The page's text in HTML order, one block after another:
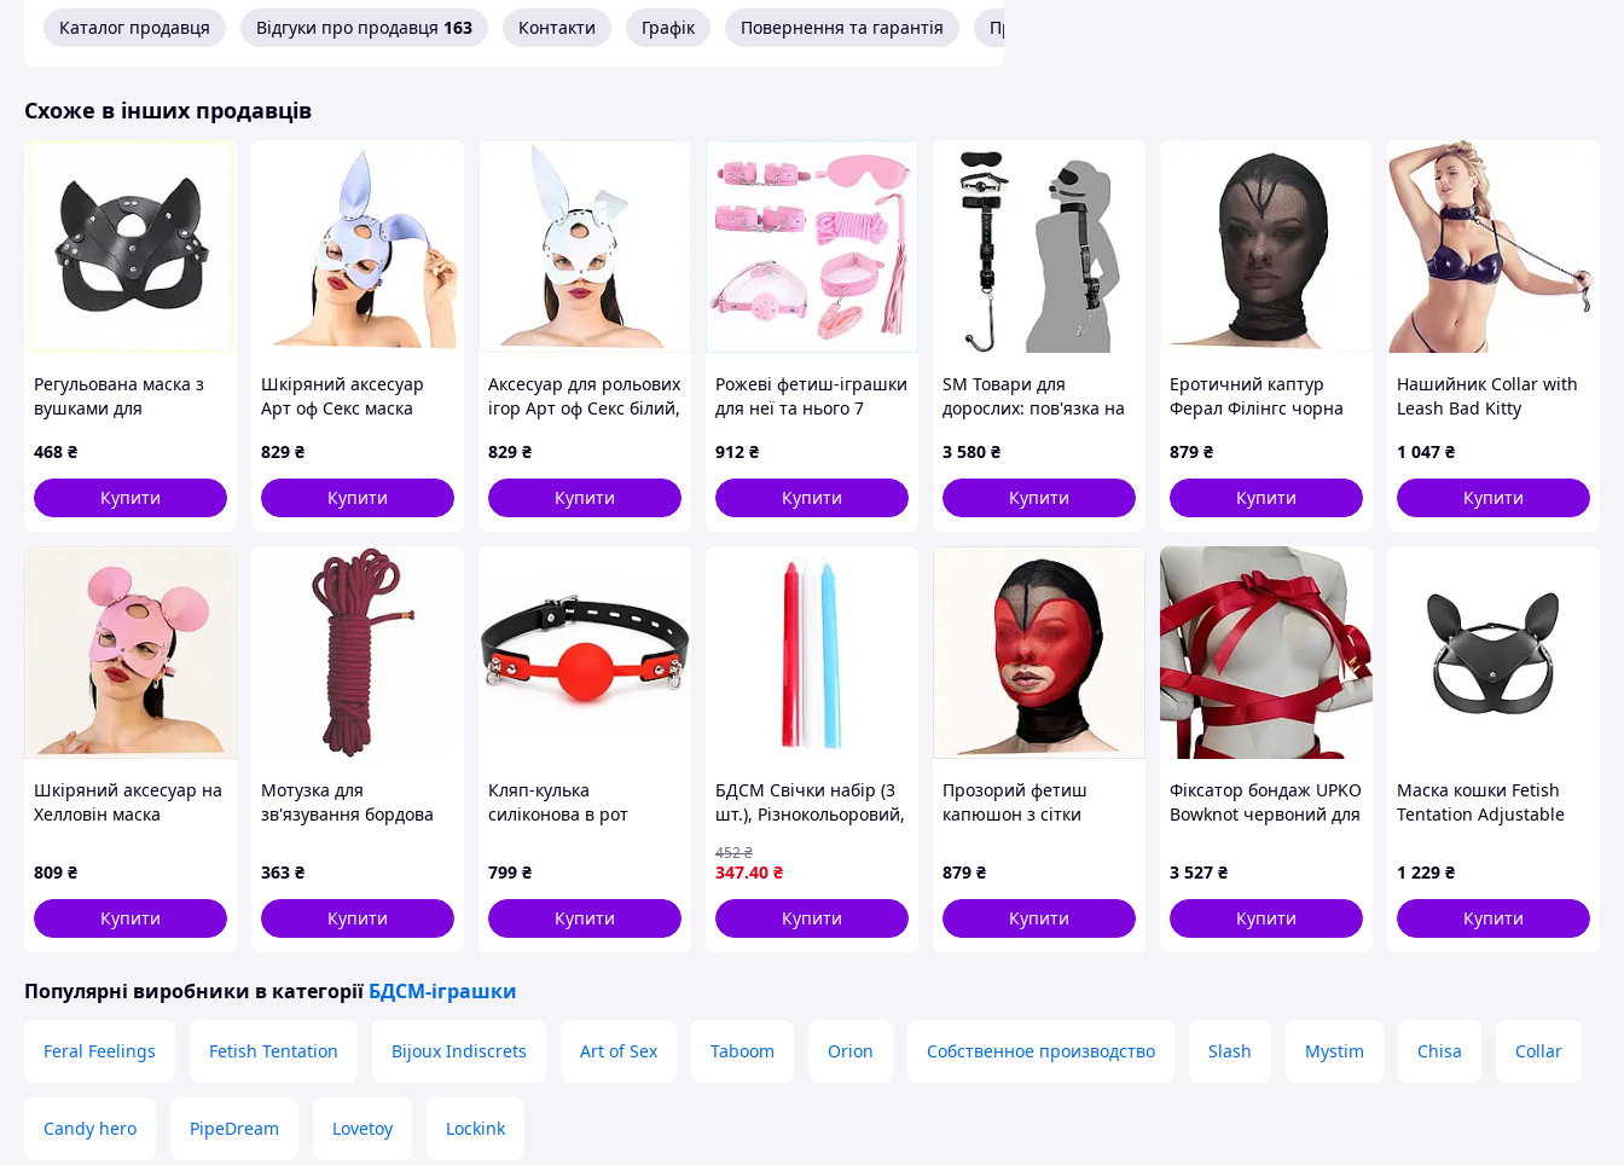
Каталог продавця Відгуки про продавця 163 Контакти Графік Повернення та гарантія Про продавця
Схоже в інших продавців
Регульована маска з
вушками для
87EH515A87
468 ₴
Купити
Шкіряний аксесуар
Арт оф Секс маска
875PB1271
829 ₴
Купити
Аксесуар для рольових
ігор Арт оф Секс білий,
829 ₴
Купити
Рожеві фетиш-іграшки
для неї та нього 7
912 ₴
Купити
SM Товари для
дорослих: пов'язка на
нижні наручники з
гачком, шкіряний
анальний гачок,
3 580 ₴
Купити
Еротичний каптур
Ферал Філінгс чорна
8751B25C7
879 ₴
Купити
Нашийник Collar with
Leash Bad Kitty
1 047 ₴
Купити
Шкіряний аксесуар на
Хелловін маска
87H5127C4
809 ₴
Купити
Мотузка для
зв'язування бордова
Cotton Rope, 10 метрів
MDR
363 ₴
Купити
Кляп-кулька
силіконова в рот
ремінці DS Fetish Talla
Shop
799 ₴
Купити
БДСМ Свічки набір (3
шт.), Різнокольоровий,
БДСМ аксесуар для
дорослих, товар для
бондажу та рольових
ігор
347.40 ₴
452₴
Купити
Прозорий фетиш
капюшон з сітки
8K75X12P63
879 ₴
Купити
Фіксатор бондаж UPKO
Bowknot червоний для
соблазну елегантний
аксесуар для верхньої
частини тіла
3 527 ₴
Купити
Маска кошки Fetish
Tentation Adjustable
Mask (SO4661) D3-2026
1 229 ₴
Купити
Популярні виробники в категорії БДСМ-іграшки
Feral Feelings Fetish Tentation Bijoux Indiscrets Art of Sex Taboom Orion Собственное производство Slash Mystim Chisa Collar
Candy hero PipeDream Lovetoy Lockink